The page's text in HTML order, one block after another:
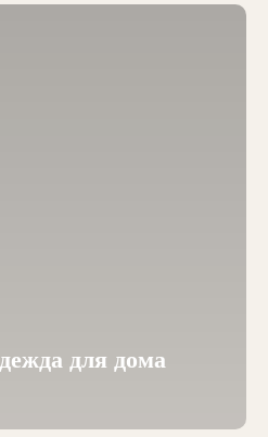
для дома